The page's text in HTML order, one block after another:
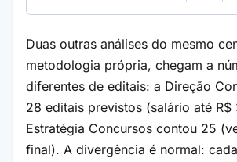
Duas outras análises do mesmo
metodologia própria, chegam a
diferentes de editais: a Direção
28 editais previstos (salário até R$
Estratégia Concursos contou 25
final). A divergência é normal: